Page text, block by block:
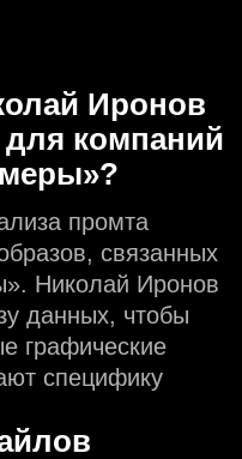
Иронов
для компаний
промта
связанных
Николай Иронов
данных, чтобы
графические
специфику